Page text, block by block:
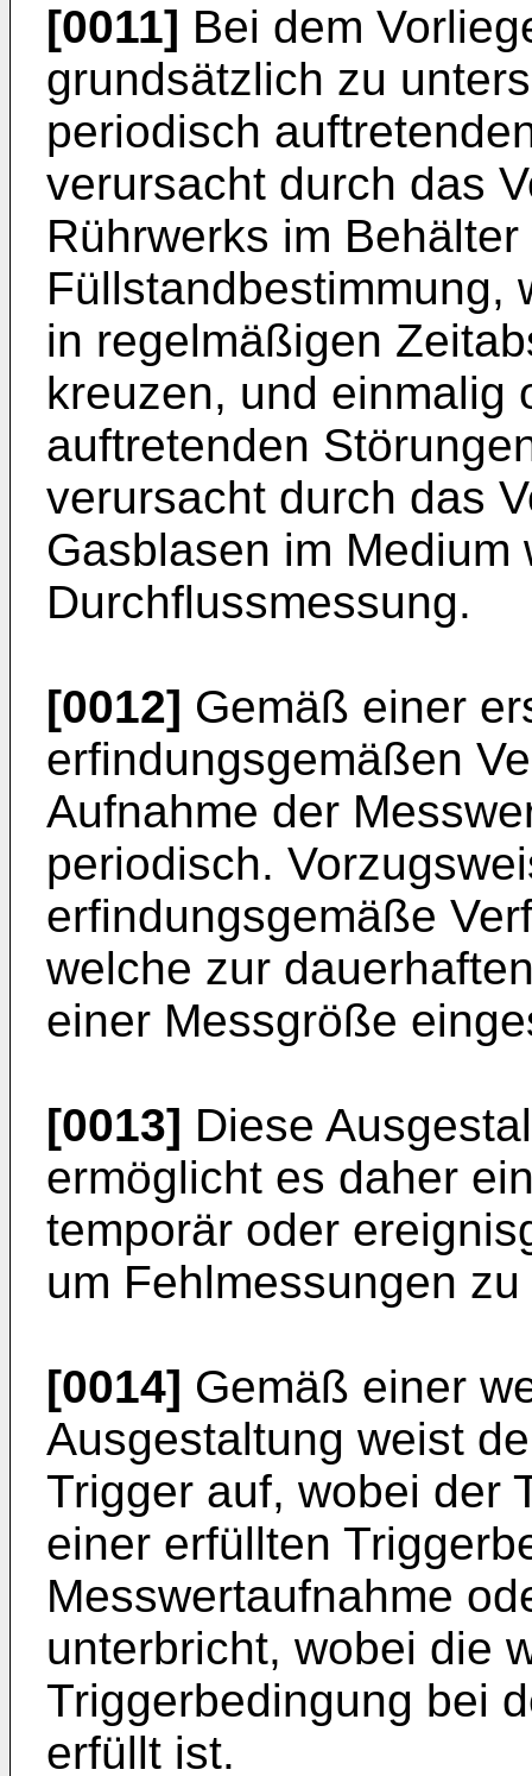
[0011] Bei dem
grundsätzlich zu
periodisch
verursacht durch das
Rührwerks im
Füllstandbestimmung,
in regelmäßigen
kreuzen, und einmalig
auftretenden
verursacht durch das
Gasblasen im Medium
Durchflussmessung.
[0012] Gemäß einer
erfindungsgemäßen
Aufnahme der
periodisch.
erfindungsgemäße
welche zur
einer Messgröße
[0013] Diese
ermöglicht es daher
temporär oder
um Fehlmessungen
[0014] Gemäß einer
Ausgestaltung weist
Trigger auf, wobei der
einer erfüllten
Messwertaufnahme
unterbricht, wobei die
Triggerbedingung bei
erfüllt ist.